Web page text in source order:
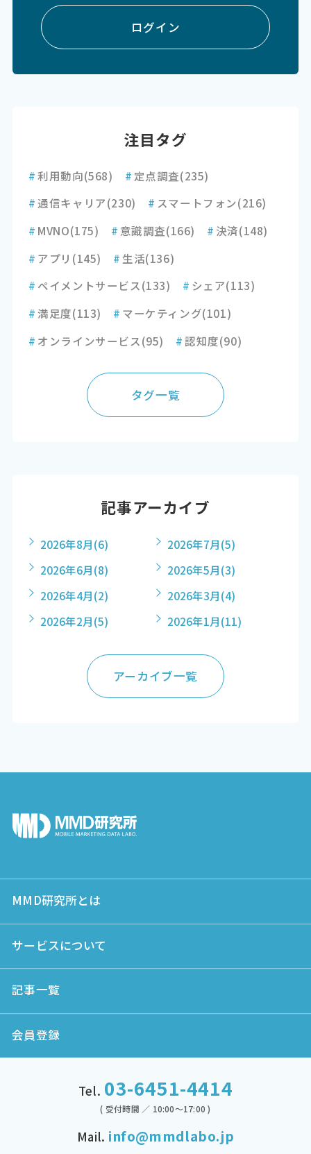
ログイン
注目タグ
#利用動向(568) # 定点調査(235)
#通信キャリア(230) # スマートフォン(216)
# MVNO(175) # 意識調査(166) # 決済(148)
# アプリ (145) # 生活(136)
# ペイメントサービス(133) # シェア(113)
#満足度(113) # マーケティング(101)
# オンラインサービス(95) #認知度(90)
タグ一覧
記事アーカイブ
2026年8月(6) 2026年7月(5)
2026年6月(8) 2026年5月(3)
2026年4月(2) 2026年3月(4)
2026年2月(5) 2026年1月(11)
アーカイブ一覧
MMD研究所とは
サービスについて
記事一覧
会員登録
Tel. 03-6451-4414
( 受付時間 ／ 10:00～17:00 )
Mail. info@mmdlabo.jp